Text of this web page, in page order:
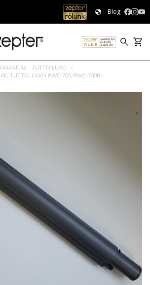
Blog
- TUTTO LUXO
TUTTO. LUXO PWC-700/PWC-700B